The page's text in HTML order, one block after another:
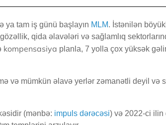
ya tam iş günü başlayın MLM. İstənilən
qida əlavələri və sağlamlıq
kompensasiya planla, 7 yolla çox yüksək
və mümkün əlavə yerlər zəmanətli deyil və
(mənbə: impuls dərəcəsi) və 2022-ci ilin